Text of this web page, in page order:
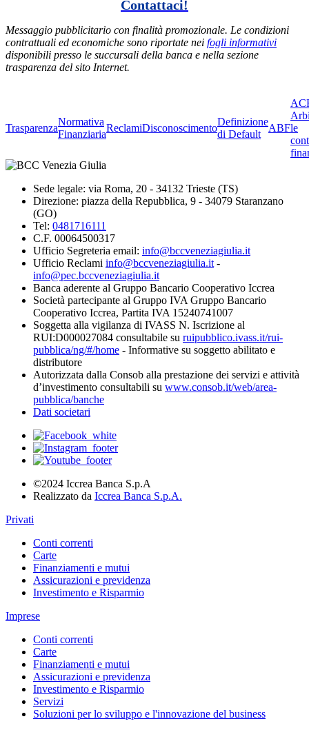
Contattaci!
Messaggio pubblicitario con finalità promozionale. Le condizioni
contrattuali ed economiche sono riportate nei fogli informativi
disponibili presso le succursali della banca e nella sezione
trasparenza del sito Internet.
Trasparenza
Normativa
Finanziaria
ReclamiDisconoscimento
Definizione
di Default
ABFle
Sede legale: via Roma, 20 - 34132 Trieste (TS)
Direzione: piazza della Repubblica, 9 - 34079 Staranzano
(GO)
Tel: 0481716111
C.F. 00064500317
Ufficio Segreteria email: info@bccveneziagiulia.it
Ufficio Reclami info@bccveneziagiulia.it -
info@pec.bccveneziagiulia.it
Banca aderente al Gruppo Bancario Cooperativo Iccrea
Società partecipante al Gruppo IVA Gruppo Bancario
Cooperativo Iccrea, Partita IVA 15240741007
Soggetta alla vigilanza di IVASS N. Iscrizione al
RUI:D000027084 consultabile su ruipubblico.ivass.it/rui-
pubblica/ng/#/home - Informative su soggetto abilitato e
distributore
Autorizzata dalla Consob alla prestazione dei servizi e attività
d’investimento consultabili su www.consob.it/web/area-
pubblica/banche
Dati societari
©2024 Iccrea Banca S.p.A
Realizzato da Iccrea Banca S.p.A.
Privati
Conti correnti
Carte
Finanziamenti e mutui
Assicurazioni e previdenza
Investimento e Risparmio
Imprese
Conti correnti
Carte
Finanziamenti e mutui
Assicurazioni e previdenza
Investimento e Risparmio
Servizi
Soluzioni per lo sviluppo e l'innovazione del business